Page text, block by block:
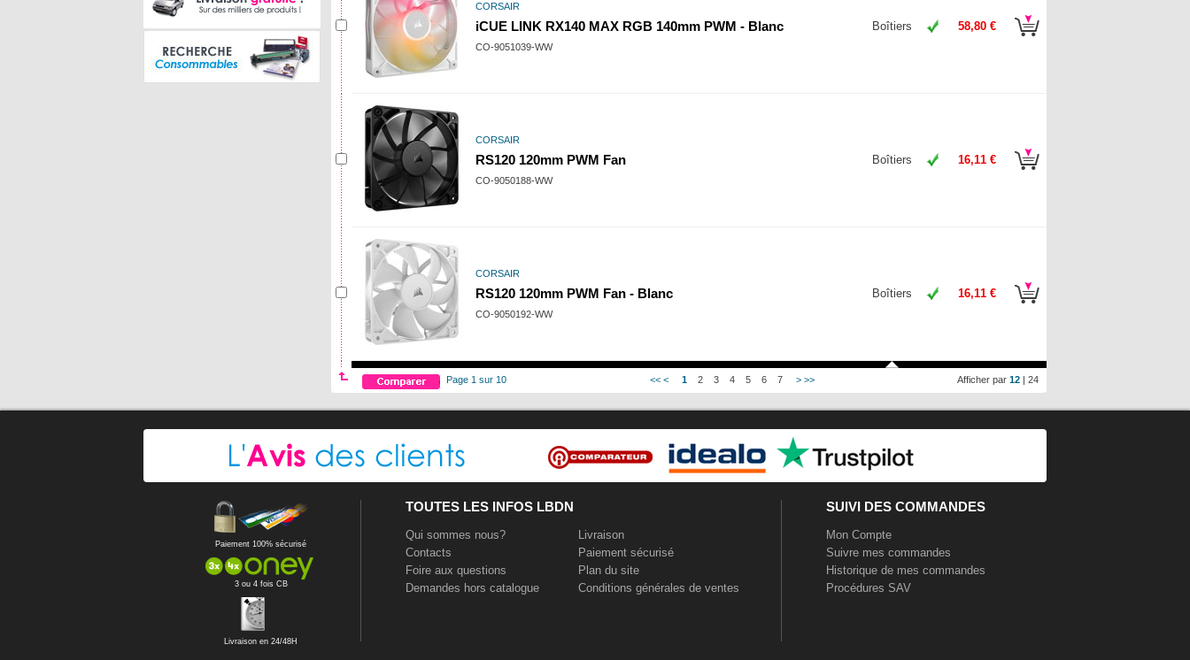
CORSAIR
iCUE LINK RX140 MAX RGB 140mm PWM - Blanc
CO-9051039-WW
Boîtiers 58,80 €
CORSAIR
RS120 120mm PWM Fan
CO-9050188-WW
Boîtiers 16,11 €
CORSAIR
RS120 120mm PWM Fan - Blanc
CO-9050192-WW
Boîtiers 16,11 €
Afficher par 12 | 24
Page 1 sur 10 << < 1 2 3 4 5 6 7 > >>
Paiement 100% sécurisé
3 ou 4 fois CB
Livraison en 24/48H
TOUTES LES INFOS LBDN
Qui sommes nous?
Contacts
Foire aux questions
Demandes hors catalogue
Livraison
Paiement sécurisé
Plan du site
Conditions générales de ventes
SUIVI DES COMMANDES
Mon Compte
Suivre mes commandes
Historique de mes commandes
Procédures SAV